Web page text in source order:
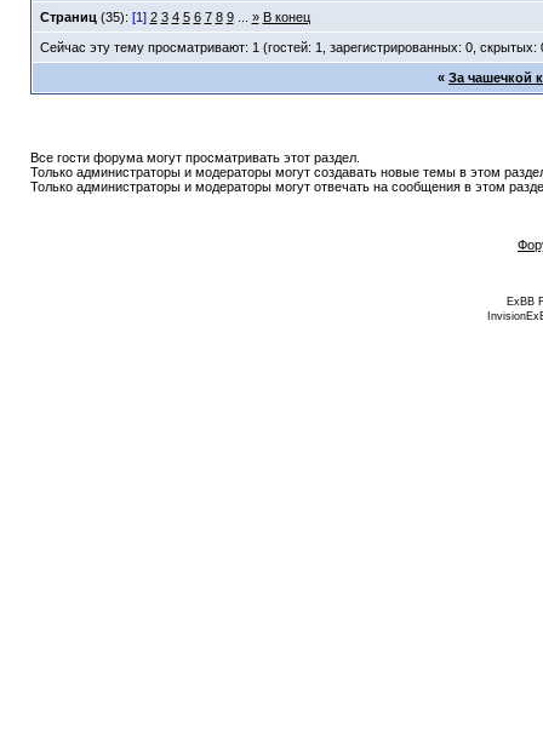
Страниц (35): [1] 2 3 4 5 6 7 8 9... » В конец
Сейчас эту тему просматривают: 1 (гостей: 1, зарегистрированных: 0, скрытых:
« За чашечкой
Все гости форума могут просматривать этот раздел.
Только администраторы и модераторы могут создавать новые темы в этом
Только администраторы и модераторы могут отвечать на сообщения в этом
ExBB